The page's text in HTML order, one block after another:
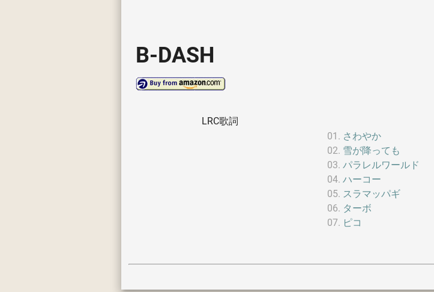
B-DASH
LRC歌詞
さわやか
雪が降っても
パラレルワールド
ハーコー
スラマッパギ
ターボ
ピコ